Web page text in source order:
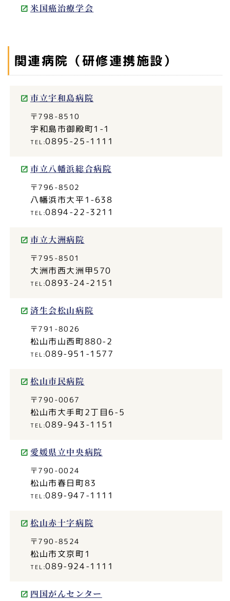
米国癌治療学会
関連病院（研修連携施設）
市立宇和島病院
〒798-8510
宇和島市御殿町1-1
0895-25-1111
市立八幡浜総合病院
〒796-8502
八幡浜市大平1-638
0894-22-3211
市立大洲病院
〒795-8501
大洲市西大洲甲570
0893-24-2151
済生会松山病院
〒791-8026
松山市山西町880-2
089-951-1577
松山市民病院
〒790-0067
松山市大手町2丁目6-5
089-943-1151
愛媛県立中央病院
〒790-0024
松山市春日町83
089-947-1111
松山赤十字病院
〒790-8524
松山市文京町1
089-924-1111
四国がんセンター